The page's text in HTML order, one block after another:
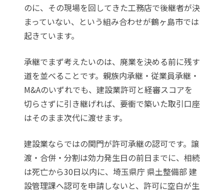
のに、その現場を回してきた工務店で後継者が決
まっていない、という組み合わせが鶴ヶ島市では
起きています。
承継でまず考えたいのは、廃業を決める前に残す
道を並べることです。親族内承継・従業員承継・
M&Aのいずれでも、建設業許可と経審スコアを
切らさずに引き継げれば、要衝で築いた取引口座
はそのまま次代に渡せます。
建設業ならではの関門が許可承継の認可です。譲
渡・合併・分割は効力発生日の前日までに、相続
は死亡から30日以内に、埼玉県庁 県土整備部 建
設管理課へ認可を申請しないと、許可に空白が生